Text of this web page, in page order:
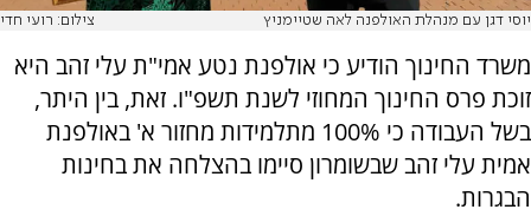
יוסי דגן עם מנהלת האולפנה לאה שטיימניץ צילום: רועי חדי
משרד החינוך הודיע כי אולפנת נטע אמי"ת עלי זהב היא
זוכת פרס החינוך המחוזי לשנת תשפ"ו. זאת, בין היתר,
בשל העבודה כי 100% מתלמידות מחזור א' באולפנת
אמית עלי זהב שבשומרון סיימו בהצלחה את בחינות
הבגרות.